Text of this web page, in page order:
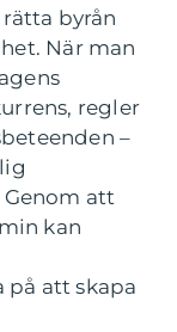
byrån
När man
regler
–
att
kan
på att skapa